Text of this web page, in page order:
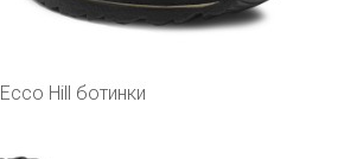
Ecco Hill ботинки